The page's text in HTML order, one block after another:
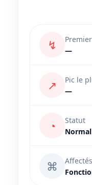
↯
—
↗
Pic le
—
◔
Statut
Normal
⌘
Affectés